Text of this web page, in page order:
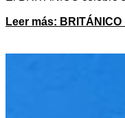
Leer más: